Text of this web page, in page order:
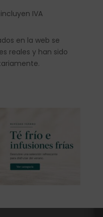
IVA
en la web se
reales y han sido